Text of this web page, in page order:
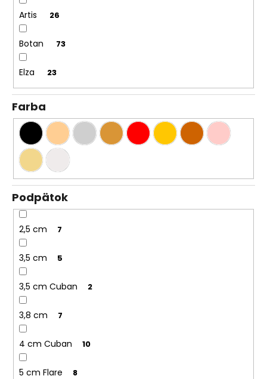
Artis 26
Botan 73
Elza 23
Farba
Podpätok
2,5 cm 7
3,5 cm 5
3,5 cm Cuban 2
3,8 cm 7
4 cm Cuban 10
5 cm Flare 8